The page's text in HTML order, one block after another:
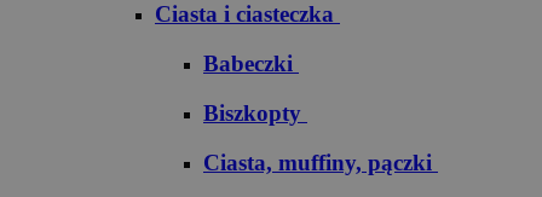
Ciasta i ciasteczka
Babeczki
Biszkopty
Ciasta, muffiny, pączki